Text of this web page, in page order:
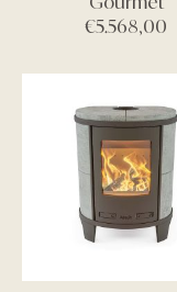
€5.568,00